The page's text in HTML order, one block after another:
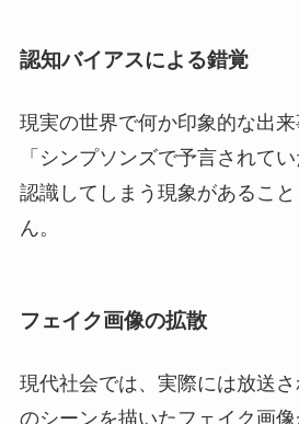
認知バイアスによる錯覚
現実の世界で何か印象的な出来
「シンプソンズで予言されて
認識してしまう現象があるこ
ん。
フェイク画像の拡散
現代社会では、実際には放送
のシーンを描いたフェイク画像